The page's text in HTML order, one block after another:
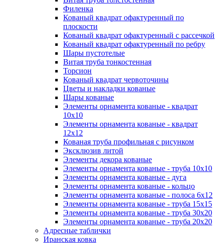
Филенка
Кованый квадрат офактуренный по
плоскости
Кованый квадрат офактуренный с рассечкой
Кованый квадрат офактуренный по ребру
Шары пустотелые
Витая труба тонкостенная
Торсион
Кованый квадрат червоточины
Цветы и накладки кованые
Шары кованые
Элементы орнамента кованые - квадрат
10х10
Элементы орнамента кованые - квадрат
12х12
Кованая труба профильная с рисунком
Эксклюзив литой
Элементы декора кованые
Элементы орнамента кованые - труба 10х10
Элементы орнамента кованые - дуга
Элементы орнамента кованые - кольцо
Элементы орнамента кованые - полоса 6х12
Элементы орнамента кованые - труба 15х15
Элементы орнамента кованые - труба 30х20
Элементы орнамента кованые - труба 20х20
Адресные таблички
Иранская ковка